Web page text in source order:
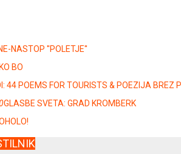
NASTOP ''POLETJE''
BO
44 POEMS FOR TOURISTS & POEZIJA BREZ
GLASBE SVETA: GRAD KROMBERK